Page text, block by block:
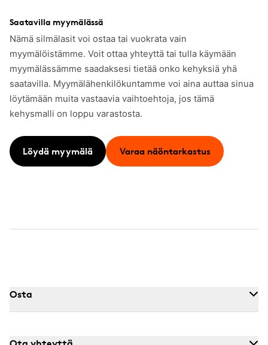
Saatavilla myymälässä
Nämä silmälasit voi ostaa tai vuokrata vain
myymälöistämme. Voit ottaa yhteyttä tai tulla käymään
myymälässämme saadaksesi tietää onko kehyksiä yhä
saatavilla. Myymälähenkilökuntamme voi aina auttaa sinua
löytämään muita vastaavia vaihtoehtoja, jos tämä
kehysmalli on loppu varastosta.
Löydä myymälä Varaa näöntarkastus
Osta